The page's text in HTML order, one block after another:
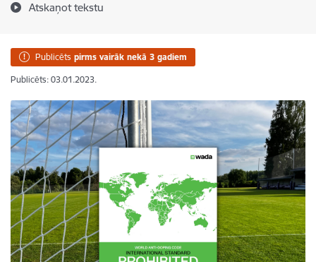
Atskaņot tekstu
Publicēts pirms vairāk nekā 3 gadiem
Publicēts: 03.01.2023.